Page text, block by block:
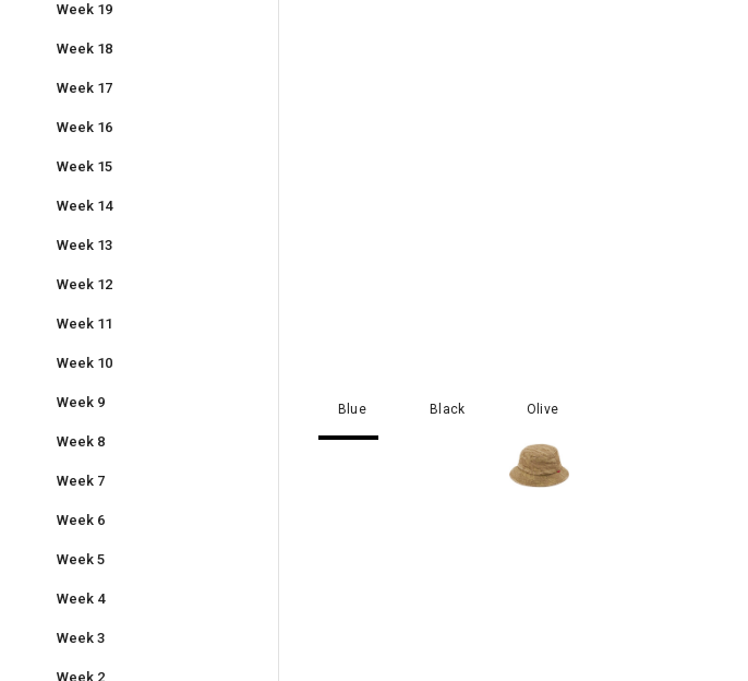
Week 19
Week 18
Week 17
Week 16
Week 15
Week 14
Week 13
Week 12
Week 11
Week 10
Week 9
Week 8
Week 7
Week 6
Week 5
Week 4
Week 3
Week 2
Blue Black Olive